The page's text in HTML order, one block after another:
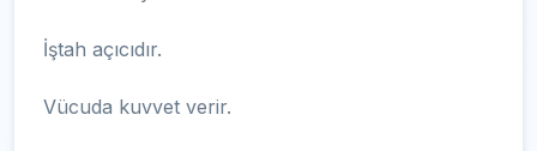
İştah açıcıdır.
Vücuda kuvvet verir.